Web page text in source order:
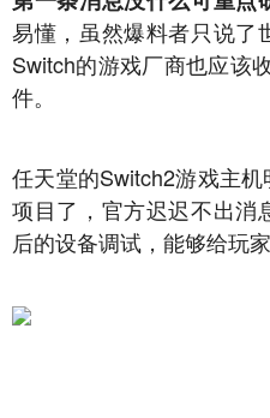
易懂，虽然爆料者只说了
Switch的游戏厂商也应该
件。
任天堂的Switch2游戏主
项目了，官方迟迟不出消
后的设备调试，能够给玩